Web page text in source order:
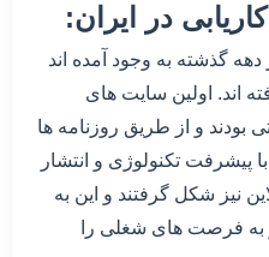
در ایران:
دهه گذشته به وجود آمده اند
اند. اولین سایت های
بودند و از طریق روزنامه ها
پیشرفت تکنولوژی و انتشار
نیز شکل گرفتند و این به
به فرصت های شغلی را